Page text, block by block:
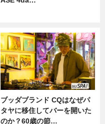
ブッダブランド CQはなぜパ
タヤに移住してバーを開いた
のか？60歳の節…